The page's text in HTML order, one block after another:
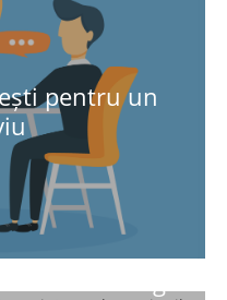
pentru un
Consultanta